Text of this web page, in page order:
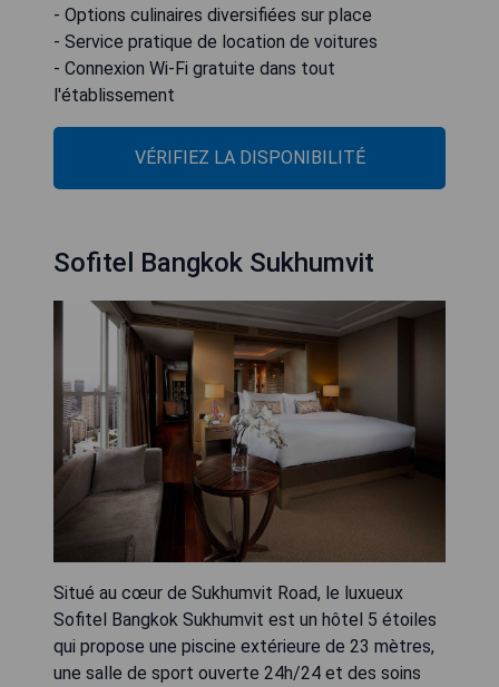
- Options culinaires diversifiées sur place
- Service pratique de location de voitures
- Connexion Wi-Fi gratuite dans tout
l'établissement
VÉRIFIEZ LA DISPONIBILITÉ
Sofitel Bangkok Sukhumvit
Situé au cœur de Sukhumvit Road, le luxueux
Sofitel Bangkok Sukhumvit est un hôtel 5 étoiles
qui propose une piscine extérieure de 23 mètres,
une salle de sport ouverte 24h/24 et des soins